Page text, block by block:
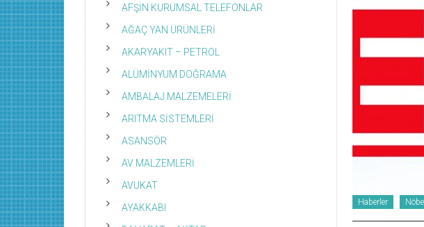
Haberler
AFŞİN KURUMSAL TELEFONLAR
AĞAÇ YAN ÜRÜNLERİ
AKARYAKIT – PETROL
ALÜMİNYUM DOĞRAMA
AMBALAJ MALZEMELERİ
ARITMA SİSTEMLERİ
ASANSÖR
AV MALZEMLERİ
AVUKAT
AYAKKABI